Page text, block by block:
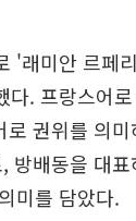
'래미안 르페
다. 프랑스어
권위를 의
방배동을 대
미를 담았다.